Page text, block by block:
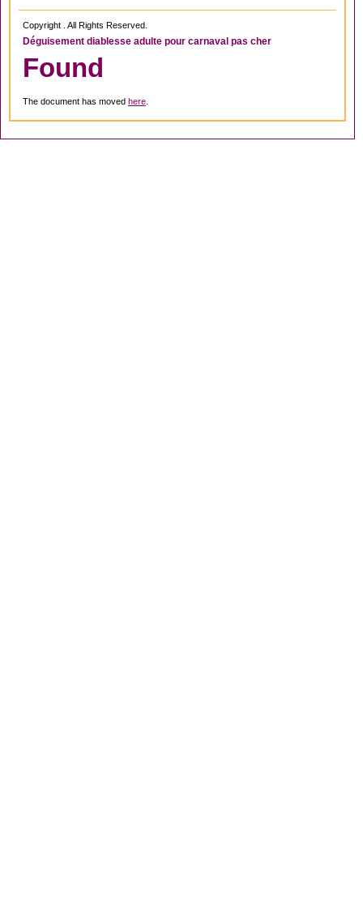
Copyright . All Rights Reserved.
Déguisement diablesse adulte pour carnaval pas cher
Found
The document has moved here